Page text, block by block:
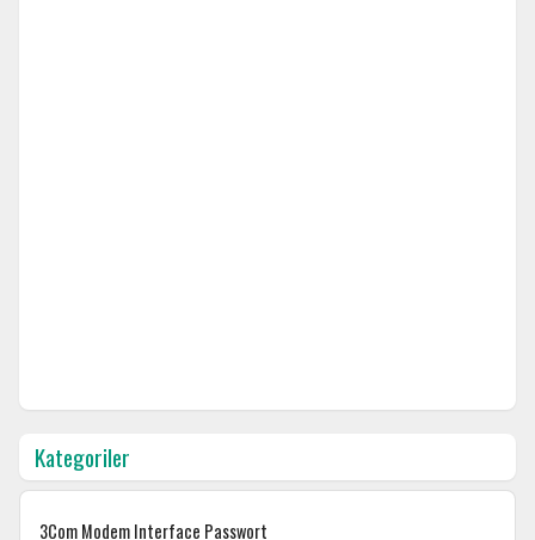
Kategoriler
3Com Modem Interface Passwort